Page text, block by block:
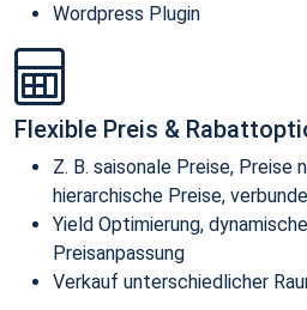
Wordpress Plugin
Flexible Preis &
Z. B. saisonale Preise, Preise
hierarchische Preise,
Yield Optimierung,
Preisanpassung
Verkauf unterschiedlicher